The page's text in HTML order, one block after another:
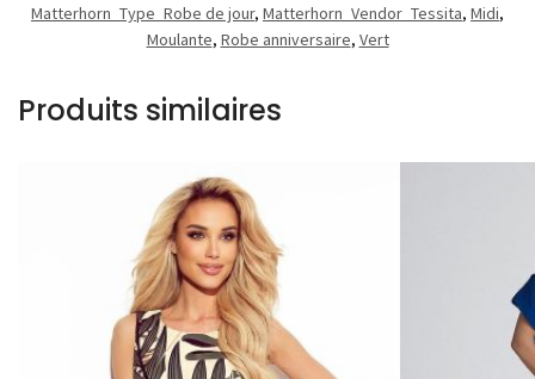
Matterhorn_Type_Robe de jour, Matterhorn_Vendor_Tessita, Midi,
Moulante, Robe anniversaire, Vert
Produits similaires